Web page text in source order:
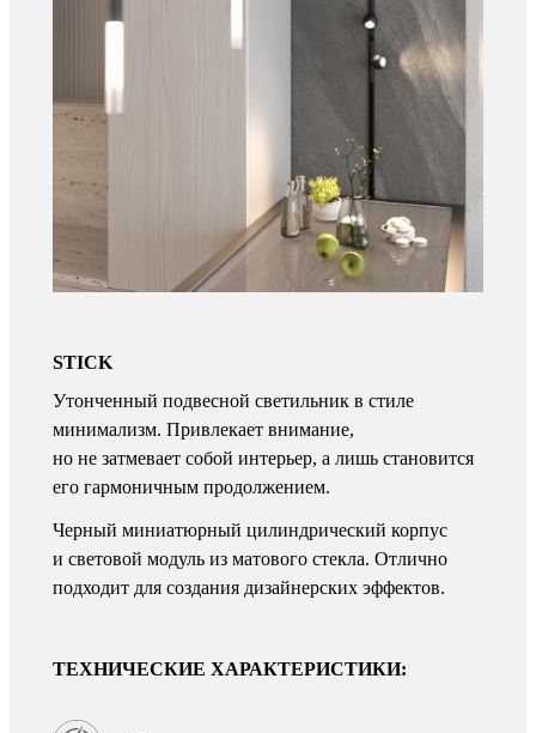
STICK
Утонченный подвесной светильник в стиле
минимализм. Привлекает внимание,
но не затмевает собой интерьер, а лишь становится
его гармоничным продолжением.
Черный миниатюрный цилиндрический корпус
и световой модуль из матового стекла. Отлично
подходит для создания дизайнерских эффектов.
ТЕХНИЧЕСКИЕ ХАРАКТЕРИСТИКИ: